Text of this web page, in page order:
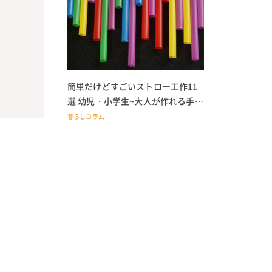
簡単だけどすごいストロー工作11
選 幼児・小学生~大人が作れる手作
りおもちゃ
暮らしコラム